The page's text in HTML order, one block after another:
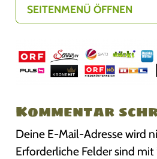
Kommentar
Deine E-Mail-Adresse wird
Erforderliche Felder sind mit
SEITENMENÜ ÖFFNEN